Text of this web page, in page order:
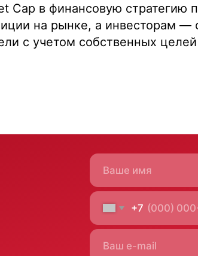
Cap в финансовую стратегию
на рынке, а инвесторам —
с учетом собственных